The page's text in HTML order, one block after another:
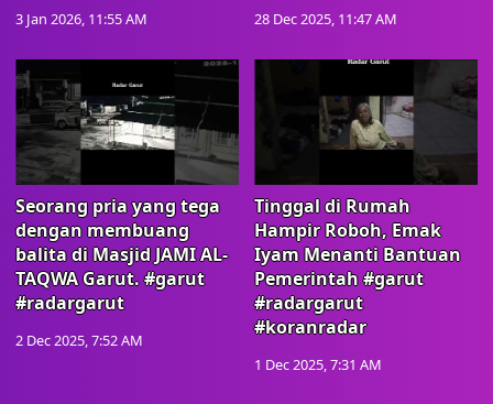
3 Jan 2026, 11:55 AM 28 Dec 2025, 11:47 AM
Seorang pria yang tega
dengan membuang
balita di Masjid JAMI AL-
TAQWA Garut. #garut
#radargarut
2 Dec 2025, 7:52 AM
Tinggal di Rumah
Hampir Roboh, Emak
Iyam Menanti Bantuan
Pemerintah #garut
#radargarut
#koranradar
1 Dec 2025, 7:31 AM